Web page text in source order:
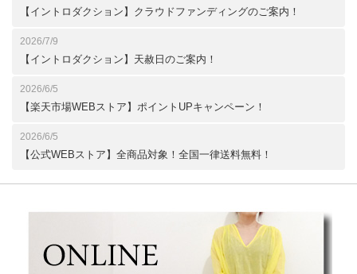
【イントロダクション】クラウドファンディングのご案内！
2026/7/9
【イントロダクション】天赦日のご案内！
2026/6/5
【楽天市場WEBストア】ポイントUPキャンペーン！
2026/6/5
【公式WEBストア】全商品対象！全国一律送料無料！